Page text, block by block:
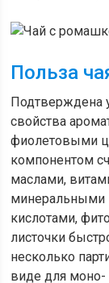
Польза
Подтверждена
свойства
фиолетовыми
компонентом
маслами,
минеральными
кислотами,
листочки
несколько
виде для